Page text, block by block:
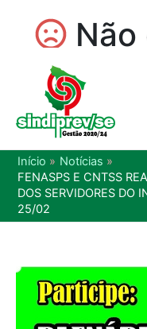
Início
Notícias
FENASPS E CNTSS
DOS SERVIDORES DO
25/02